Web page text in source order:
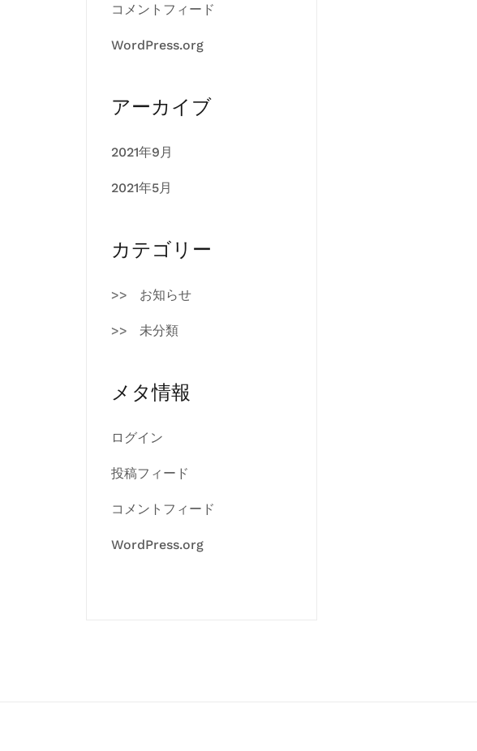
コメントフィード
WordPress.org
アーカイブ
2021年9月
2021年5月
カテゴリー
お知らせ
未分類
メタ情報
ログイン
投稿フィード
コメントフィード
WordPress.org